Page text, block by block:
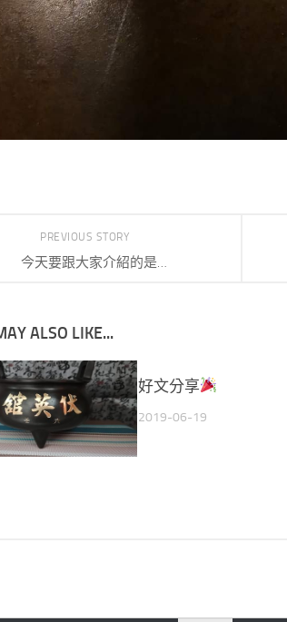
PREVIOUS STORY
今天要跟大家介紹的是…
ALSO LIKE...
好文分享
2019-06-19